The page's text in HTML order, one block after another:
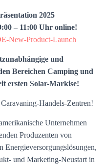
2025
– 11:00 Uhr online!
New-Product-Launch
und
Bereichen Camping und
ersten Solar-Markise!
Handels-Zentren!
Unternehmen
Produzenten von
Energieversorgungslösungen,
und Marketing-Neustart in